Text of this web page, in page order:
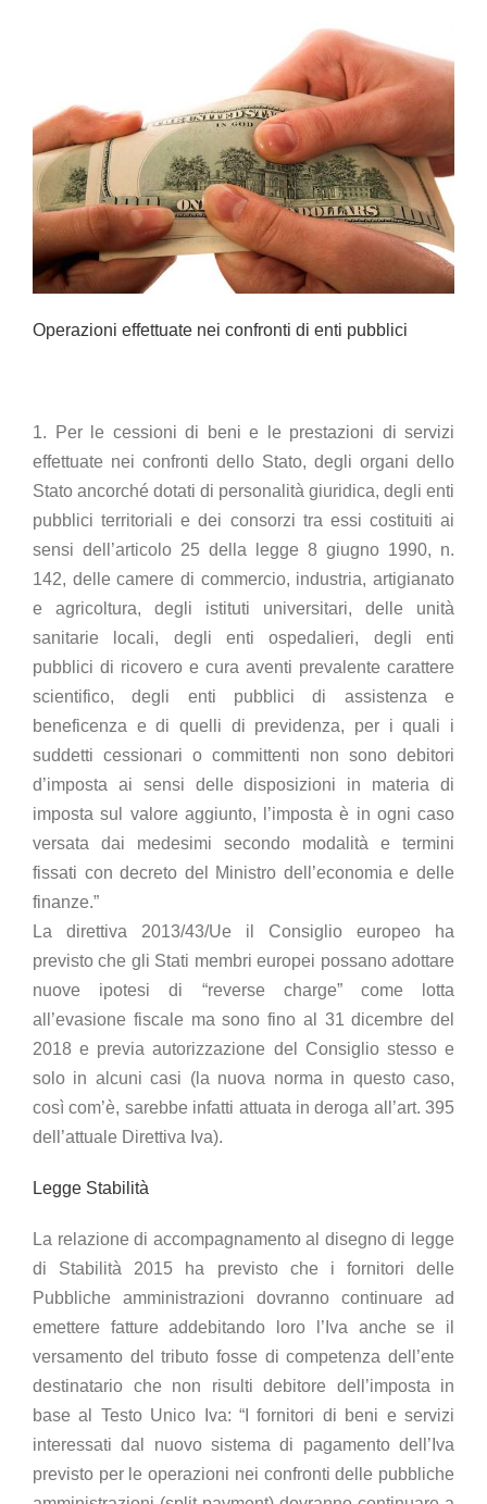
Operazioni effettuate nei confronti di enti pubblici
1. Per le cessioni di beni e le prestazioni di servizi
effettuate nei confronti dello Stato, degli organi dello
Stato ancorché dotati di personalità giuridica, degli enti
pubblici territoriali e dei consorzi tra essi costituiti ai
sensi dell’articolo 25 della legge 8 giugno 1990, n.
142, delle camere di commercio, industria, artigianato
e agricoltura, degli istituti universitari, delle unità
sanitarie locali, degli enti ospedalieri, degli enti
pubblici di ricovero e cura aventi prevalente carattere
scientifico, degli enti pubblici di assistenza e
beneficenza e di quelli di previdenza, per i quali i
suddetti cessionari o committenti non sono debitori
d’imposta ai sensi delle disposizioni in materia di
imposta sul valore aggiunto, l’imposta è in ogni caso
versata dai medesimi secondo modalità e termini
fissati con decreto del Ministro dell’economia e delle
finanze.”
La direttiva 2013/43/Ue il Consiglio europeo ha
previsto che gli Stati membri europei possano adottare
nuove ipotesi di “reverse charge” come lotta
all’evasione fiscale ma sono fino al 31 dicembre del
2018 e previa autorizzazione del Consiglio stesso e
solo in alcuni casi (la nuova norma in questo caso,
così com’è, sarebbe infatti attuata in deroga all’art. 395
dell’attuale Direttiva Iva).
Legge Stabilità
La relazione di accompagnamento al disegno di legge
di Stabilità 2015 ha previsto che i fornitori delle
Pubbliche amministrazioni dovranno continuare ad
emettere fatture addebitando loro l’Iva anche se il
versamento del tributo fosse di competenza dell’ente
destinatario che non risulti debitore dell’imposta in
base al Testo Unico Iva: “I fornitori di beni e servizi
interessati dal nuovo sistema di pagamento dell’Iva
previsto per le operazioni nei confronti delle pubbliche